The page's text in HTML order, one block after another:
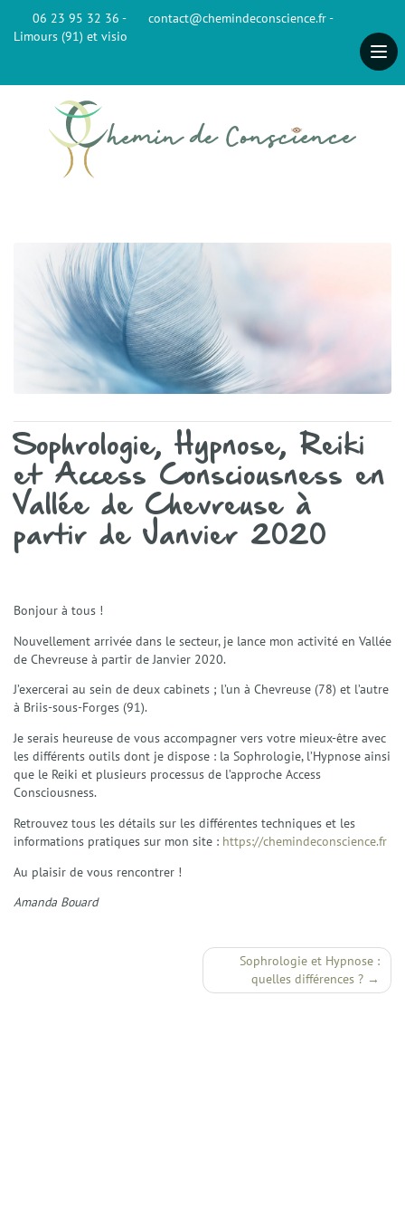
06 23 95 32 36 -
contact@chemindeconscience.fr -
Limours (91) et visio
Accueil
Présentation
Mon accompagnement
Mes domaines d’intervention
Éthique et déontologie
Spécialités
Gestion du stress et anxiété
Techniques
La Sophrologie
La Résolution Émotionnelle (EmRes)
L’Harmonisation Globale
L’Hypnose Ericksonienne
Le Reiki
Services
Séances individuelles Adultes
Séances Enfants et Adolescents
Séances collectives de Sophrologie
Interventions et Prestations
Sophrologie, Hypnose, Reiki
et Access Consciousness en
Vallée de Chevreuse à
partir de Janvier 2020
Bonjour à tous !
Nouvellement arrivée dans le secteur, je lance mon activité en Vallée
de Chevreuse à partir de Janvier 2020.
J’exercerai au sein de deux cabinets ; l’un à Chevreuse (78) et l’autre
à Briis-sous-Forges (91).
Je serais heureuse de vous accompagner vers votre mieux-être avec
les différents outils dont je dispose : la Sophrologie, l’Hypnose ainsi
que le Reiki et plusieurs processus de l’approche Access
Consciousness.
Retrouvez tous les détails sur les différentes techniques et les
informations pratiques sur mon site : https://chemindeconscience.fr
Au plaisir de vous rencontrer !
Amanda Bouard
Sophrologie et Hypnose :
quelles différences ?